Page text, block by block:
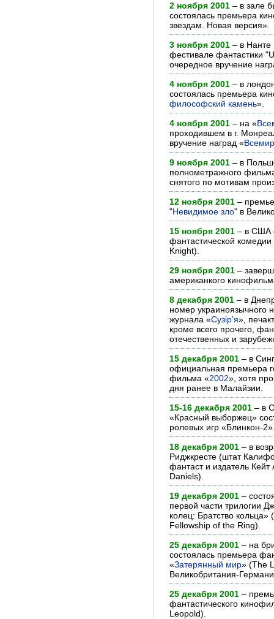
2 ноября 2001 – в зале
состоялась премьера
звездам. Новая версия».
3 ноября 2001 – в
фестивале фантастики
очередное вручение
4 ноября 2001 – в
состоялась премьера
философский камень».
4 ноября 2001 – на «
проходившем в г.
вручение наград «
9 ноября 2001 – в
полнометражного
снятого по мотивам
12 ноября 2001 –
"Невидимое зло" в
15 ноября 2001 – в США
фантастической комедии
Knight).
29 ноября 2001 –
американкого
8 декабря 2001 – в
номер украиноязычного
журнала «Сузір’я»,
кроме всего прочего,
отечественных и
15 декабря 2001 – в
официальная премьера
фильма «2002», хотя
дня ранее в Малайзии.
15-16 декабря 2001 – в
«Красный выборжец»
ролевых игр «Блинкон-
18 декабря 2001 – в
Риджкресте (штат
фантаст и издатель
Daniels).
19 декабря 2001 –
первой части трилогии
колец: Братство
Fellowship of the Ring).
25 декабря 2001 – на
состоялась премьера
«Затерянный мир» (The
Великобритания-
25 декабря 2001 –
фантастического
Leopold).